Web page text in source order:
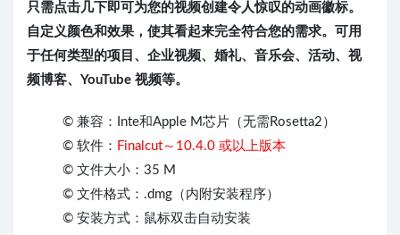
只需点击几下即可为您的视频创建令人惊叹的动画徽标。
自定义颜色和效果，使其看起来完全符合您的需求。可用
于任何类型的项目、企业视频、婚礼、音乐会、活动、视
频博客、YouTube 视频等。
© 兼容：Inte和Apple M芯片（无需Rosetta2）
© 软件： Finalcut～10.4.0 或以上版本
© 文件大小：35 M
© 文件格式：.dmg（内附安装程序）
© 安装方式：鼠标双击自动安装